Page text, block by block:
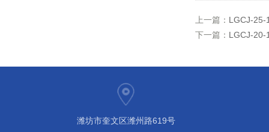
上一篇： LGCJ-25-
下一篇： LGCJ-20-
潍坊市奎文区潍州路619号